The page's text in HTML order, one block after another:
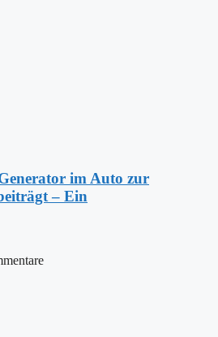
im Auto zur
– Ein